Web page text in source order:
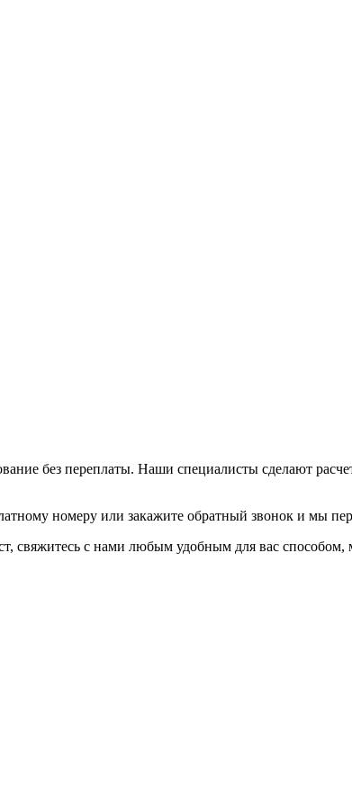
без переплаты. Наши специалисты сделают
номеру или закажите обратный звонок и мы
свяжитесь с нами любым удобным для вас